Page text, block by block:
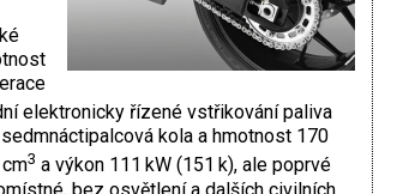
elektro­nicky řízené vstřikování paliva
kola a hmotnost 170
3 a výkon 111 kW (151 k), ale poprvé
bez osvětlení a dalších civilních